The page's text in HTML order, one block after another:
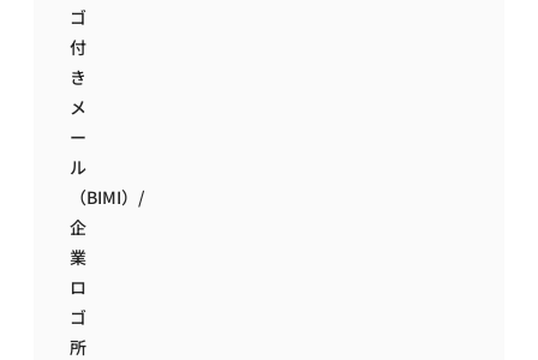
ゴ
付
き
メ
ー
ル
（BIMI）/
企
業
ロ
ゴ
所